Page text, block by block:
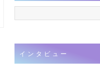
インタビュー